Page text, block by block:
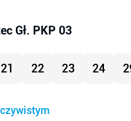
Gł. PKP 03
21 22 23 24